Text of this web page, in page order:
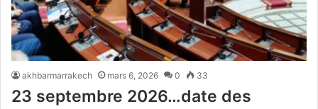
akhbarmarrakech mars 6, 2026 0 33
23 septembre 2026…date des